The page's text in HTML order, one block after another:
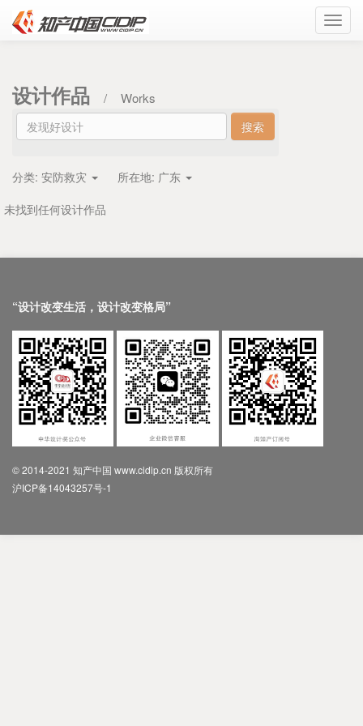
设计作品 / Works
分类: 安防救灾 所在地: 广东
未找到任何设计作品
“设计改变生活，设计改变格局”
© 2014-2021 知产中国 www.cidip.cn 版权所有
沪ICP备14043257号-1